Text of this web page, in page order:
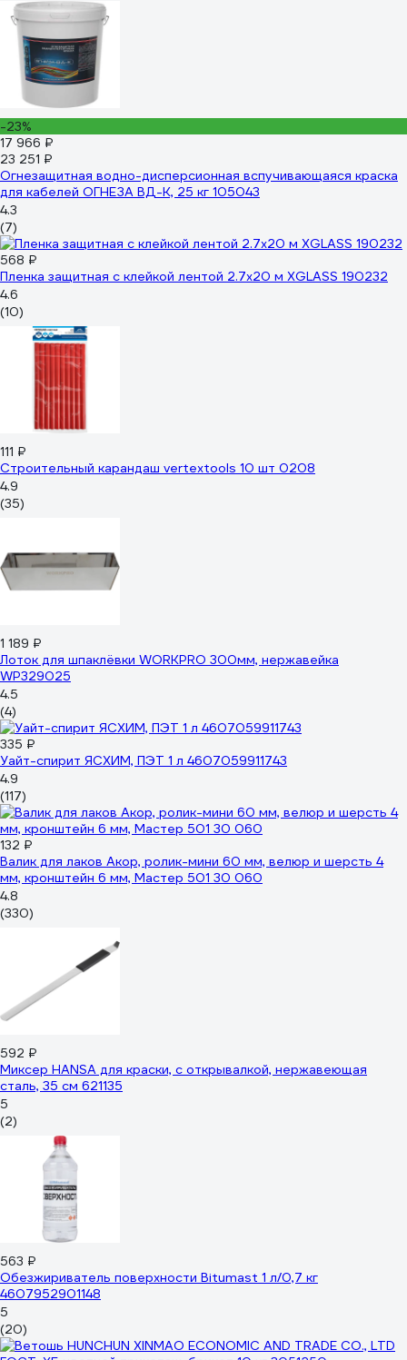
-23%
17 966 ₽
23 251 ₽
Огнезащитная водно-дисперсионная вспучивающаяся краска
для кабелей ОГНЕЗА ВД-К, 25 кг 105043
4.3
(7)
568 ₽
Пленка защитная с клейкой лентой 2.7х20 м XGLASS 190232
4.6
(10)
111 ₽
Строительный карандаш vertextools 10 шт 0208
4.9
(35)
1 189 ₽
Лоток для шпаклёвки WORKPRO 300мм, нержавейка
WP329025
4.5
(4)
335 ₽
Уайт-спирит ЯСХИМ, ПЭТ 1 л 4607059911743
4.9
(117)
132 ₽
Валик для лаков Акор, ролик-мини 60 мм, велюр и шерсть 4
мм, кронштейн 6 мм, Мастер 501 30 060
4.8
(330)
592 ₽
Миксер HANSA для краски, с открывалкой, нержавеющая
сталь, 35 см 621135
5
(2)
563 ₽
Обезжириватель поверхности Bitumast 1 л/0,7 кг
4607952901148
5
(20)